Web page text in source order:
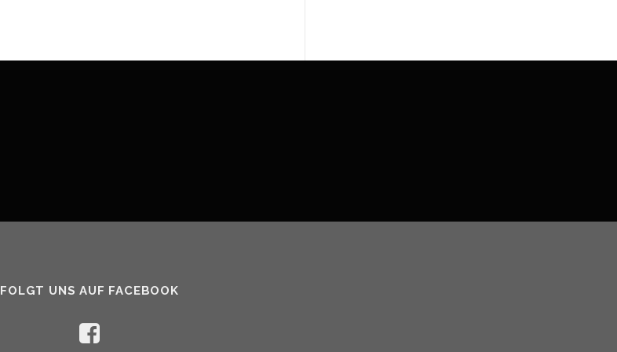
FOLGT UNS AUF FACEBOOK